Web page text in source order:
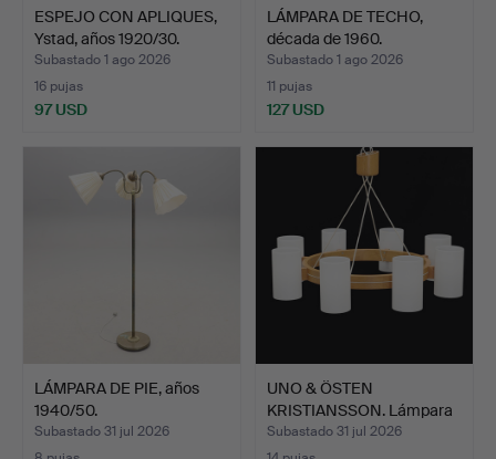
ESPEJO CON APLIQUES,
Ystad, años 1920/30.
Subastado 1 ago 2026
16 pujas
97 USD
LÁMPARA DE TECHO,
década de 1960.
Subastado 1 ago 2026
11 pujas
127 USD
LÁMPARA DE PIE, años
1940/50.
Subastado 31 jul 2026
UNO & ÖSTEN
KRISTIANSSON. Lámpara
de techo…
Subastado 31 jul 2026